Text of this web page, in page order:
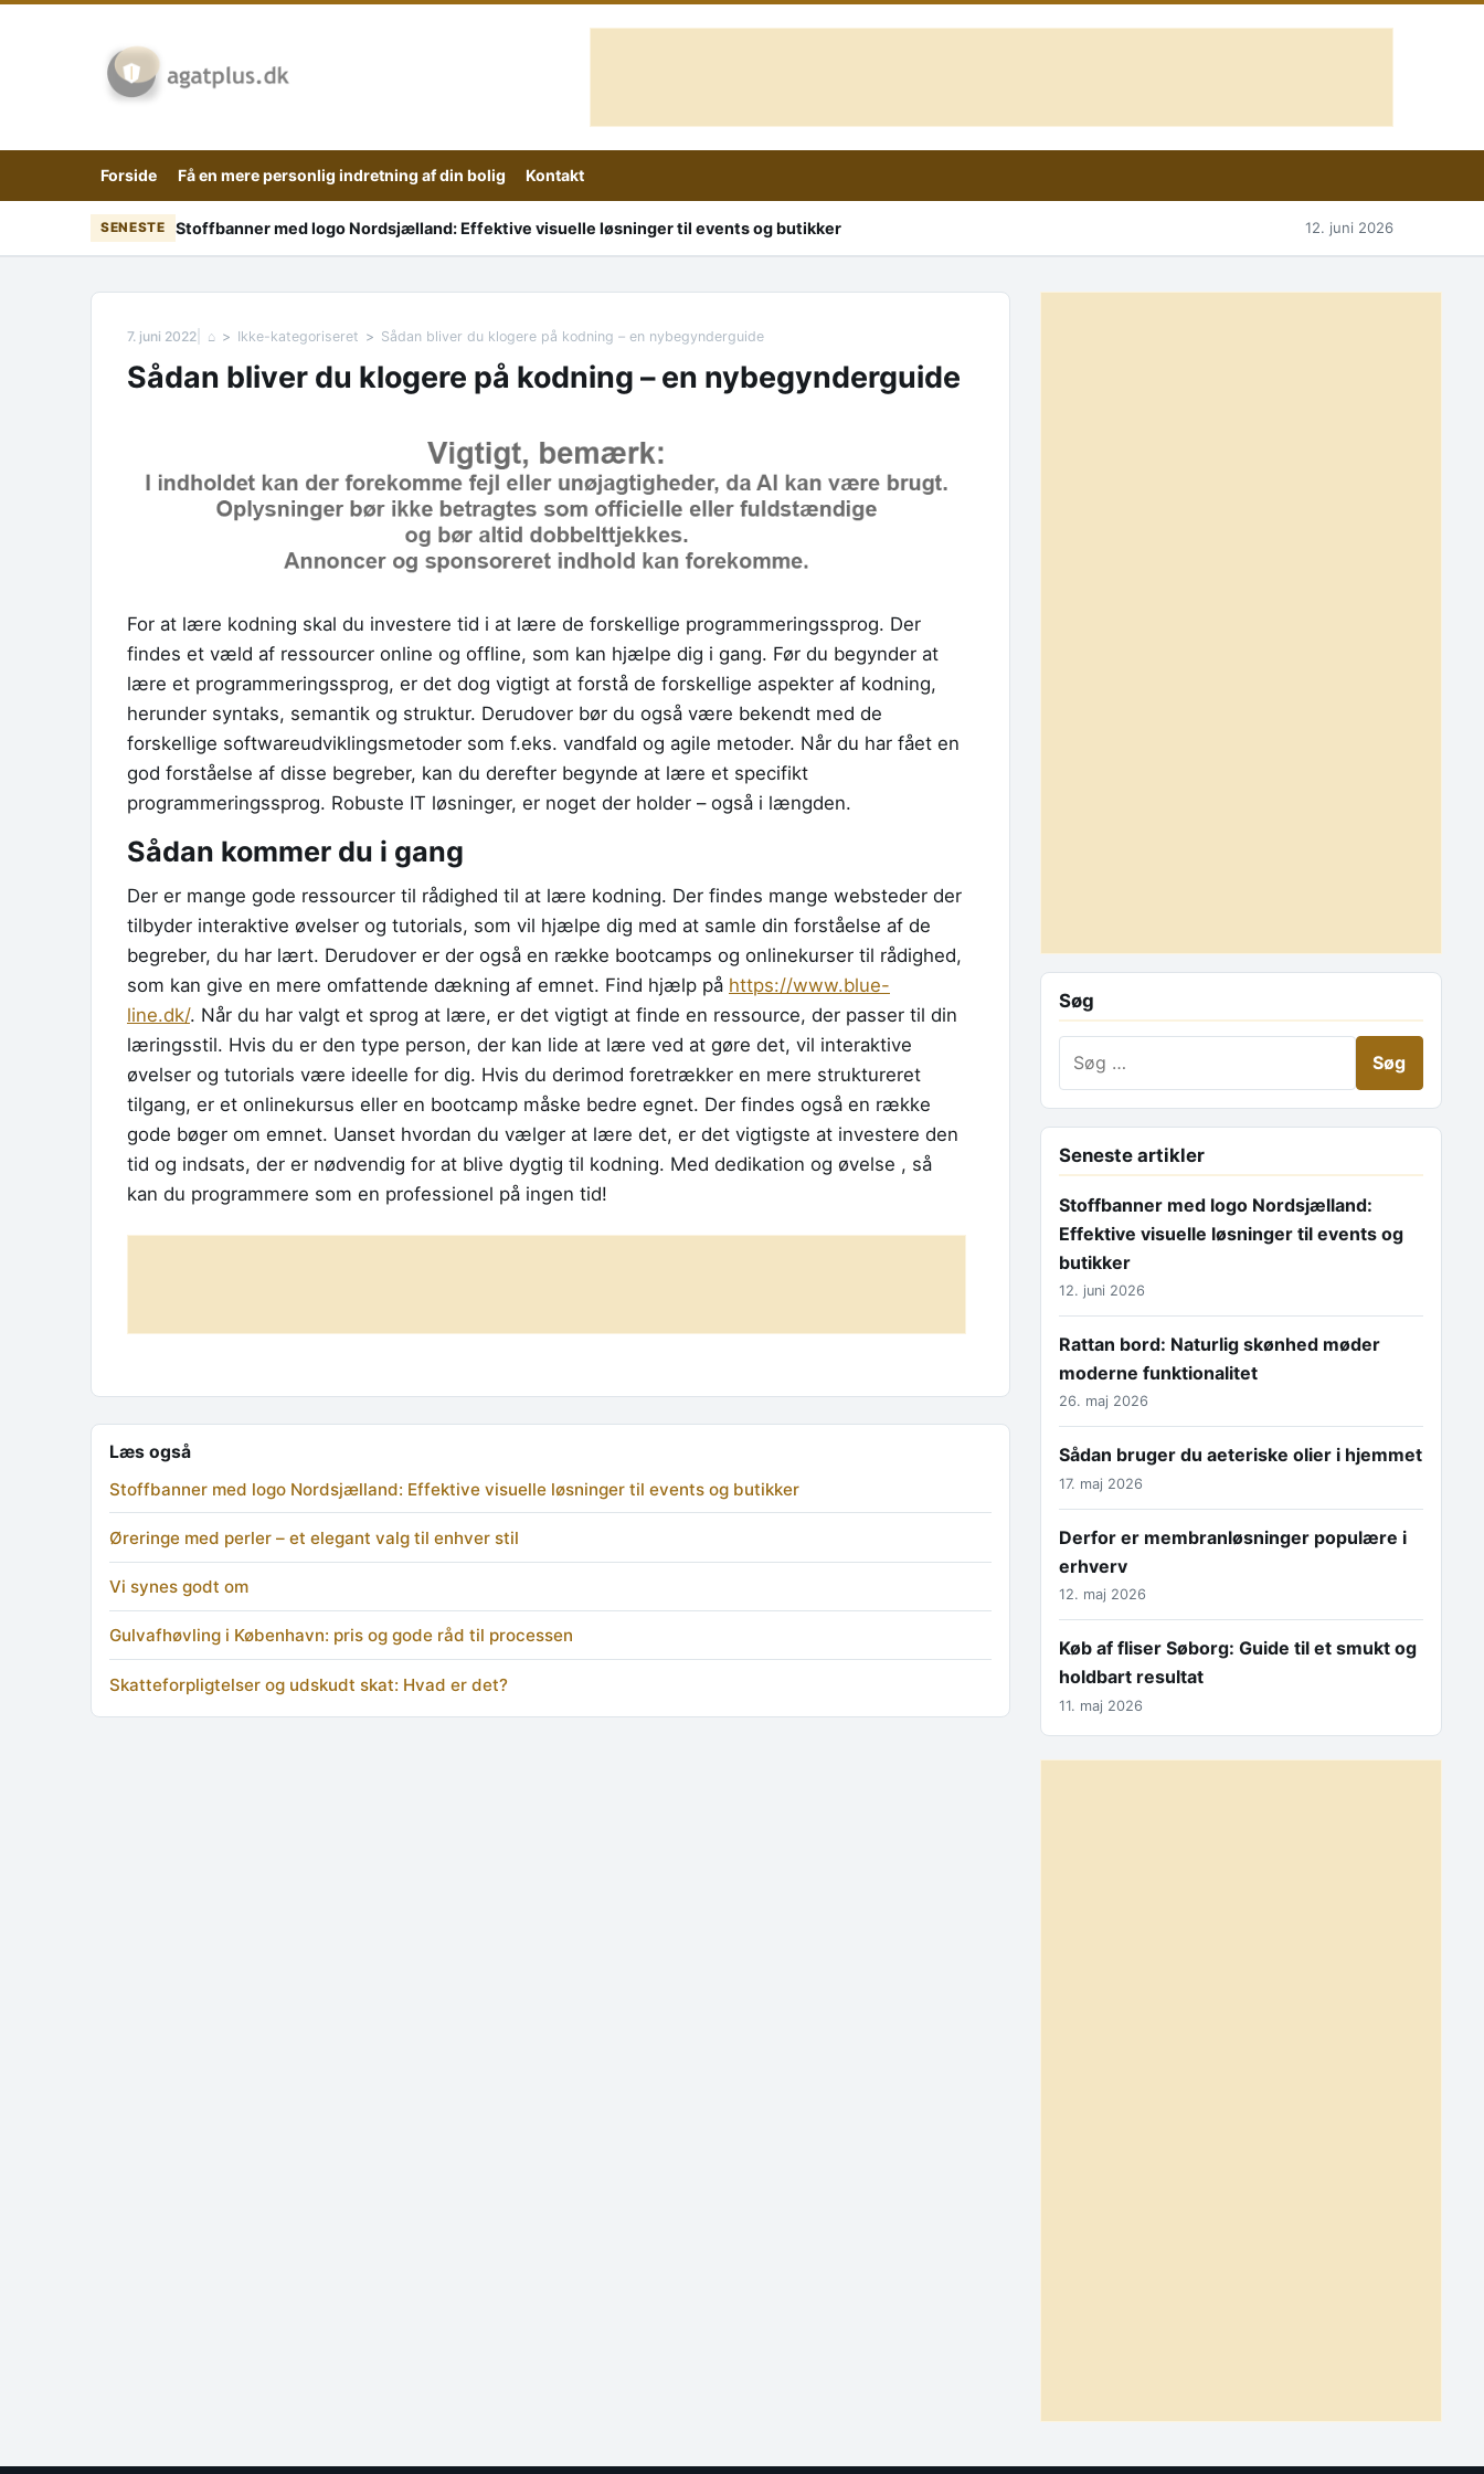
Forside Få en mere personlig indretning af din bolig Kontakt
SENESTE Stoffbanner med logo Nordsjælland: Effektive visuelle løsninger til events og butikker 12. juni 2026
7. juni 2022 ⌂ Ikke-kategoriseret Sådan bliver du klogere på kodning – en nybegynderguide
Sådan bliver du klogere på kodning – en nybegynderguide
For at lære kodning skal du investere tid i at lære de forskellige programmeringssprog. Der
findes et væld af ressourcer online og offline, som kan hjælpe dig i gang. Før du begynder at
lære et programmeringssprog, er det dog vigtigt at forstå de forskellige aspekter af kodning,
herunder syntaks, semantik og struktur. Derudover bør du også være bekendt med de
forskellige softwareudviklingsmetoder som f.eks. vandfald og agile metoder. Når du har fået en
god forståelse af disse begreber, kan du derefter begynde at lære et specifikt
programmeringssprog. Robuste IT løsninger, er noget der holder – også i længden.
Sådan kommer du i gang
Der er mange gode ressourcer til rådighed til at lære kodning. Der findes mange websteder der
tilbyder interaktive øvelser og tutorials, som vil hjælpe dig med at samle din forståelse af de
begreber, du har lært. Derudover er der også en række bootcamps og onlinekurser til rådighed,
som kan give en mere omfattende dækning af emnet. Find hjælp på https://www.blue-
line.dk/. Når du har valgt et sprog at lære, er det vigtigt at finde en ressource, der passer til din
læringsstil. Hvis du er den type person, der kan lide at lære ved at gøre det, vil interaktive
øvelser og tutorials være ideelle for dig. Hvis du derimod foretrækker en mere struktureret
tilgang, er et onlinekursus eller en bootcamp måske bedre egnet. Der findes også en række
gode bøger om emnet. Uanset hvordan du vælger at lære det, er det vigtigste at investere den
tid og indsats, der er nødvendig for at blive dygtig til kodning. Med dedikation og øvelse , så
kan du programmere som en professionel på ingen tid!
Læs også
Stoffbanner med logo Nordsjælland: Effektive visuelle løsninger til events og butikker
Øreringe med perler – et elegant valg til enhver stil
Vi synes godt om
Gulvafhøvling i København: pris og gode råd til processen
Skatteforpligtelser og udskudt skat: Hvad er det?
Søg
Seneste artikler
Stoffbanner med logo Nordsjælland:
Effektive visuelle løsninger til events og
butikker
12. juni 2026
Rattan bord: Naturlig skønhed møder
moderne funktionalitet
26. maj 2026
Sådan bruger du aeteriske olier i hjemmet
17. maj 2026
Derfor er membranløsninger populære i
erhverv
12. maj 2026
Køb af fliser Søborg: Guide til et smukt og
holdbart resultat
11. maj 2026